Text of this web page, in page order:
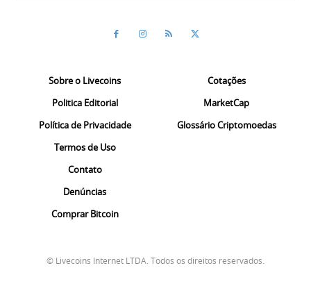
Sobre o Livecoins
Politica Editorial
Política de Privacidade
Termos de Uso
Contato
Denúncias
Comprar Bitcoin
Cotações
MarketCap
Glossário Criptomoedas
© Livecoins Internet LTDA. Todos os direitos reservados.